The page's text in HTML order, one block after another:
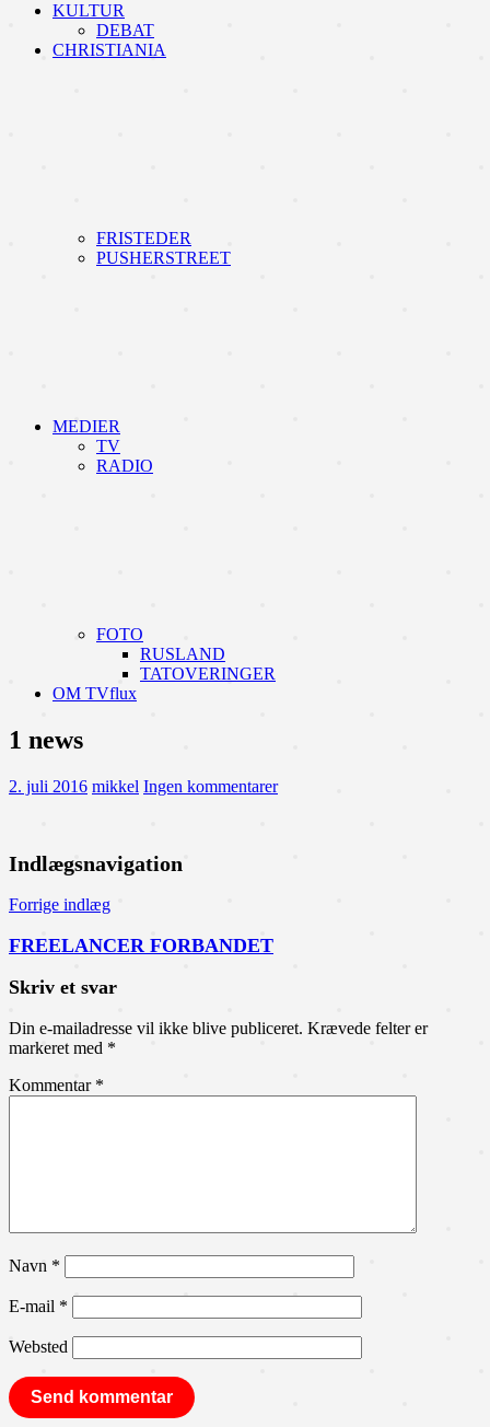
KULTUR
DEBAT
CHRISTIANIA
FRISTEDER
PUSHERSTREET
MEDIER
TV
RADIO
FOTO
RUSLAND
TATOVERINGER
OM TVflux
1 news
2. juli 2016 mikkel Ingen kommentarer
Indlægsnavigation
Forrige indlæg
FREELANCER FORBANDET
Skriv et svar
Din e-mailadresse vil ikke blive publiceret. Krævede felter er
markeret med *
Kommentar *
Navn *
E-mail *
Websted